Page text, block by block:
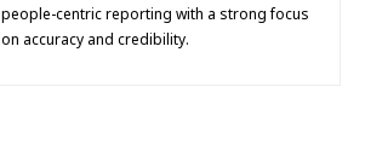
people-centric reporting with a strong focus
on accuracy and credibility.